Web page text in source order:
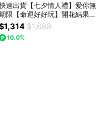
速出貨【七夕情人禮】愛你無
限【命運好好玩】開花結果粉
晶擺件+金運無限紅晶線手鍊
$1,688
10.0%